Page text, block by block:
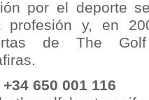
por el deporte
profesión y, en
de The
+34 650 001 116